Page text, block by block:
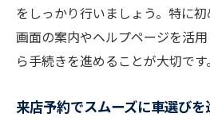
をしっかり行いましょう。特に初
画面の案内やヘルプページを活
ら手続きを進めることが大切です。
来店予約でスムーズに車選び